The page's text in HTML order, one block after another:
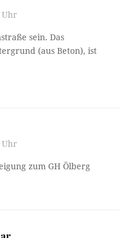
Uhr
sein. Das
(aus Beton), ist
Uhr
zum GH Ölberg